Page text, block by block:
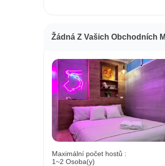
Žádná Z Vašich Obchodních
Maximální počet hostů :
1~2 Osoba(y)